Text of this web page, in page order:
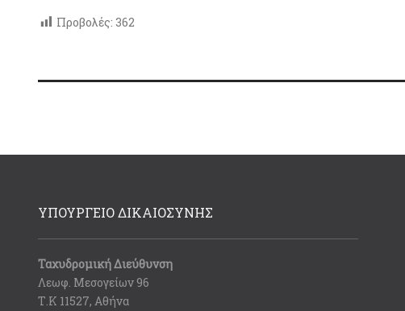
Προβολές: 362
ΥΠΟΥΡΓΕΙΟ ΔΙΚΑΙΟΣΥΝΗΣ
Ταχυδρομική Διεύθυνση
Λεωφ. Μεσογείων 96
Τ.Κ 11527, Αθήνα